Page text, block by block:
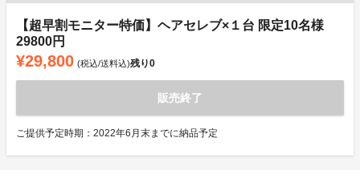
【超早割モニター特価】ヘアセレブ×１台 限定10名様
29800円
¥29,800 (税込/送料込)残り0
販売終了
ご提供予定時期：2022年6月末までに納品予定